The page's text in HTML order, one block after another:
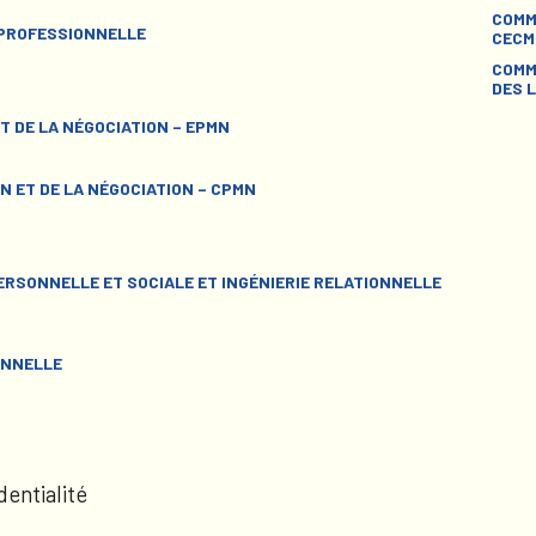
DE LA NÉGOCIATION – EPMN
ET DE LA NÉGOCIATION – CPMN
ET SOCIALE ET INGÉNIERIE RELATIONNELLE
DES